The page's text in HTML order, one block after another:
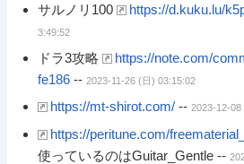
サルノリ100 https://d.kuku.lu/
3:49:52
ドラ3攻略
https://note.com/
fe186 -- 2023-11-26 (日) 03:15:02
https://mt-shirot.com/ -- 2023-12-08
https://peritune.com/
使っているのはGuitar_Gentle --